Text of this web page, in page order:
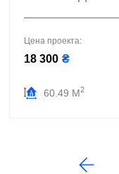
Цена проекта:
18 300 ₴
60.49 М2